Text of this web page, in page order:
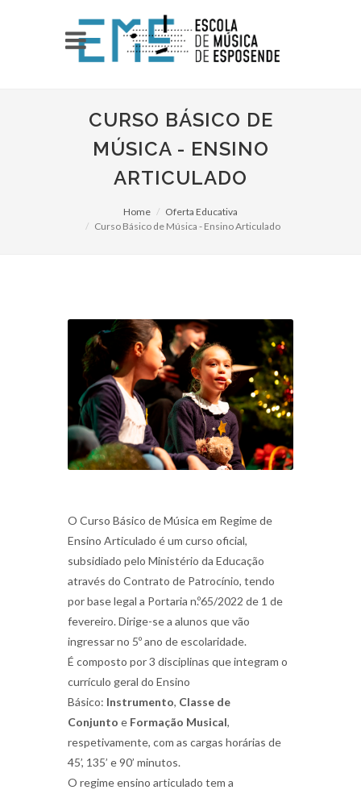
CURSO BÁSICO DE
MÚSICA - ENSINO
ARTICULADO
Home
Oferta Educativa
Curso Básico de Música - Ensino Articulado
O Curso Básico de Música em Regime de
Ensino Articulado é um curso oficial,
subsidiado pelo Ministério da Educação
através do Contrato de Patrocínio, tendo
por base legal a Portaria n.º65/2022 de 1 de
fevereiro. Dirige-se a alunos que vão
ingressar no 5º ano de escolaridade.
É composto por 3 disciplinas que integram o
currículo geral do Ensino
Básico: Instrumento, Classe de
Conjunto e Formação Musical,
respetivamente, com as cargas horárias de
45’, 135’ e 90’ minutos.
O regime ensino articulado tem a